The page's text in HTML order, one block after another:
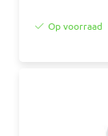
Op voorraad